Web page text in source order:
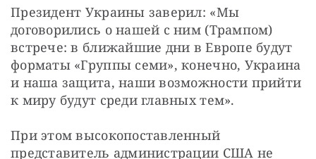
Президент Украины заверил: «Мы
договорились о нашей с ним (Трампом)
встрече: в ближайшие дни в Европе будут
форматы «Группы семи», конечно, Украина
и наша защита, наши возможности прийти
к миру будут среди главных тем».
При этом высокопоставленный
представитель администрации США не